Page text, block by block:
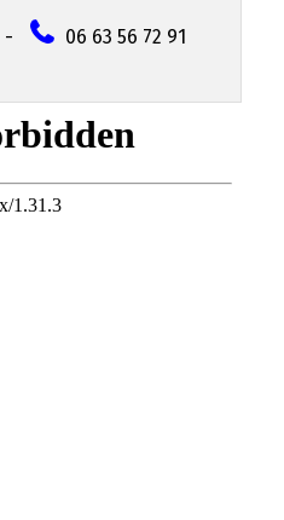
- 06 63 56 72 91